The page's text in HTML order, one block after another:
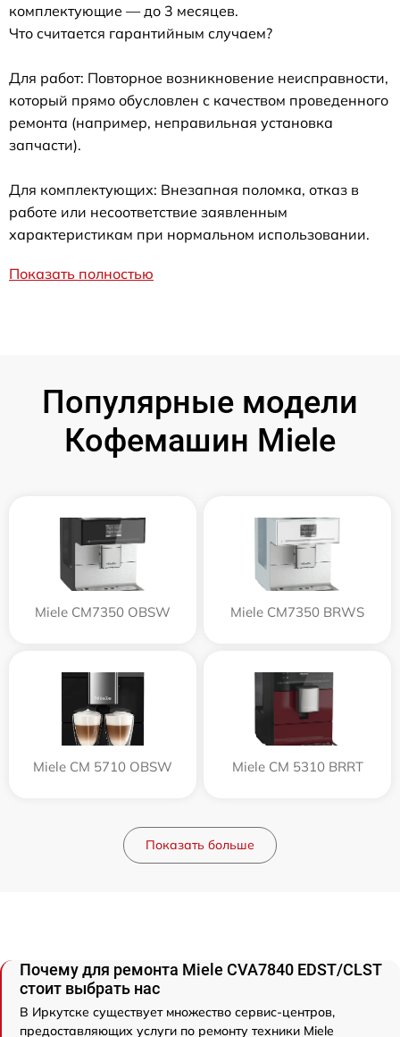
комплектующие — до 3 месяцев.
Что считается гарантийным случаем?
Для работ: Повторное возникновение неисправности,
который прямо обусловлен с качеством проведенного
ремонта (например, неправильная установка
запчасти).
Для комплектующих: Внезапная поломка, отказ в
работе или несоответствие заявленным
характеристикам при нормальном использовании.
Показать полностью
Популярные модели
Кофемашин Miele
Miele CM7350 OBSW Miele CM7350 BRWS
Miele CM 5710 OBSW Miele CM 5310 BRRT
Показать больше
Почему для ремонта Miele CVA7840 EDST/CLST
стоит выбрать нас
В Иркутске существует множество сервис-центров,
предоставляющих услуги по ремонту техники Miele